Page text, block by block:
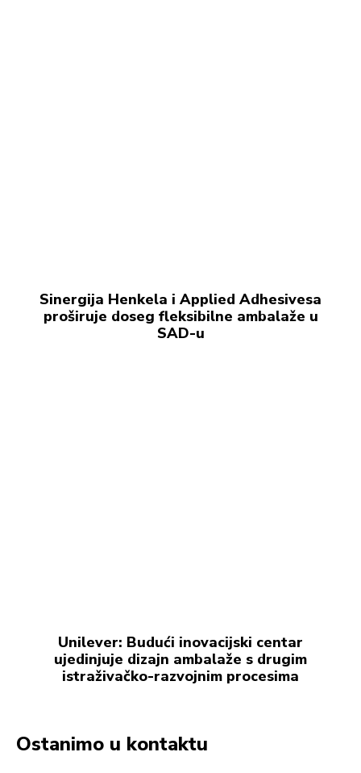
Sinergija Henkela i Applied Adhesivesa
proširuje doseg fleksibilne ambalaže u
SAD-u
Unilever: Budući inovacijski centar
ujedinjuje dizajn ambalaže s drugim
istraživačko-razvojnim procesima
Ostanimo u kontaktu